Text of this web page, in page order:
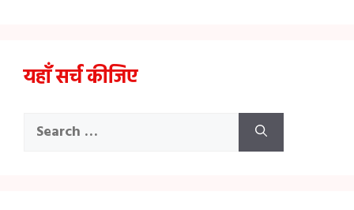
यहाँ सर्च कीजिए
Search